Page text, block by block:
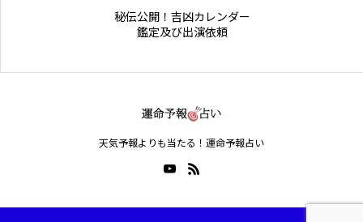
秘伝公開！吉凶カレンダー
鑑定及び出演依頼
天気予報よりも当たる！運命予報占い